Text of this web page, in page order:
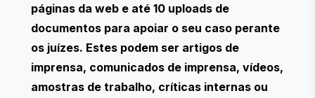
páginas da web e até 10 uploads de
documentos para apoiar o seu caso perante
os juízes. Estes podem ser artigos de
imprensa, comunicados de imprensa, vídeos,
amostras de trabalho, críticas internas ou